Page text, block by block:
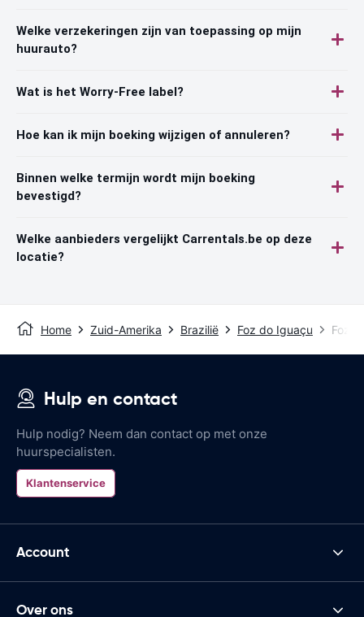
Welke verzekeringen zijn van toepassing op mijn
huurauto?
Wat is het Worry-Free label?
Hoe kan ik mijn boeking wijzigen of annuleren?
Binnen welke termijn wordt mijn boeking
bevestigd?
Welke aanbieders vergelijkt Carrentals.be op deze
locatie?
Home Zuid-Amerika Brazilië Foz do Iguaçu Foz
Hulp en contact
Hulp nodig? Neem dan contact op met onze
huurspecialisten.
Klantenservice
Account
Over ons